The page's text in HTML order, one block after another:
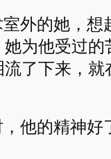
外的她，想
她为他受过
了下来，
他的精神好